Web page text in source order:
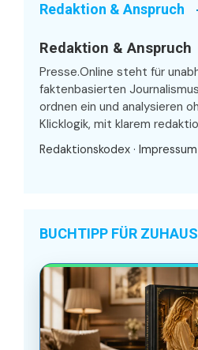
Redaktion & Anspruch
Redaktion & Anspruch
Presse.Online steht für
faktenbasierten
ordnen ein und analysieren
Klicklogik, mit klarem
Redaktionskodex · Impressum
BUCHTIPP FÜR